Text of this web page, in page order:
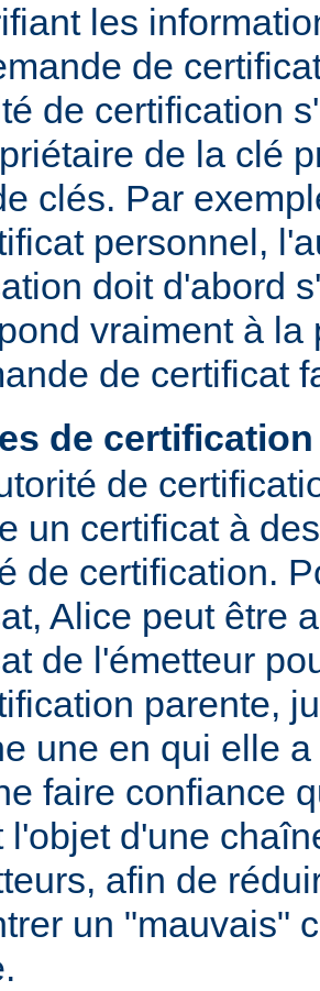
les
de
de certification
de la clé
clés. Par
personnel,
doit d'abord
vraiment à
de certificat
de certification
de
un certificat à
de certification.
Alice peut être
de l'émetteur
parente,
une en qui elle
faire confiance
l'objet d'une
afin de
un "mauvais"